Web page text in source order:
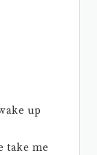
up
take me